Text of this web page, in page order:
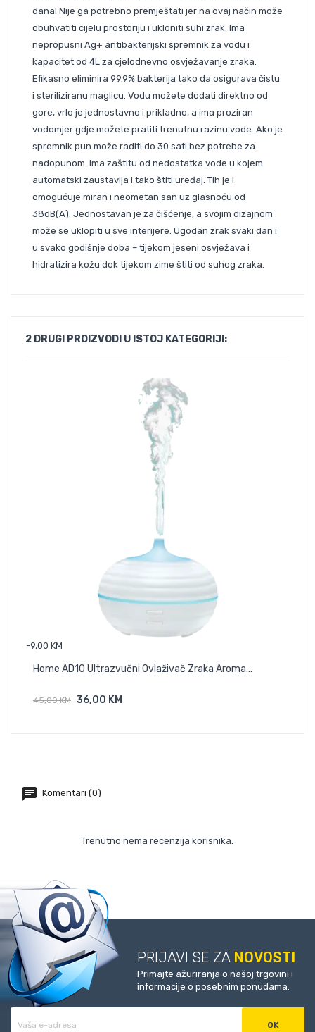
dana! Nije ga potrebno premještati jer na ovaj način može
obuhvatiti cijelu prostoriju i ukloniti suhi zrak. Ima
nepropusni Ag+ antibakterijski spremnik za vodu i
kapacitet od 4L za cjelodnevno osvježavanje zraka.
Efikasno eliminira 99.9% bakterija tako da osigurava čistu
i steriliziranu maglicu. Vodu možete dodati direktno od
gore, vrlo je jednostavno i prikladno, a ima proziran
vodomjer gdje možete pratiti trenutnu razinu vode. Ako je
spremnik pun može raditi do 30 sati bez potrebe za
nadopunom. Ima zaštitu od nedostatka vode u kojem
automatski zaustavlja i tako štiti uređaj. Tih je i
omogućuje miran i neometan san uz glasnoću od
38dB(A). Jednostavan je za čišćenje, a svojim dizajnom
može se uklopiti u sve interijere. Ugodan zrak svaki dan i
u svako godišnje doba – tijekom jeseni osvježava i
hidratizira kožu dok tijekom zime štiti od suhog zraka.
2 DRUGI PROIZVODI U ISTOJ KATEGORIJI:
-9,00 KM
Home AD10 Ultrazvučni Ovlaživač Zraka Aroma...
45,00 KM 36,00 KM
Dodaj U Košaricu
Komentari (0)
Trenutno nema recenzija korisnika.
PRIJAVI SE ZA NOVOSTI
Primajte ažuriranja o našoj trgovini i
informacije o posebnim ponudama.